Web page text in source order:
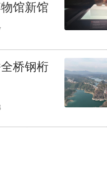
馆新馆
桥钢桁